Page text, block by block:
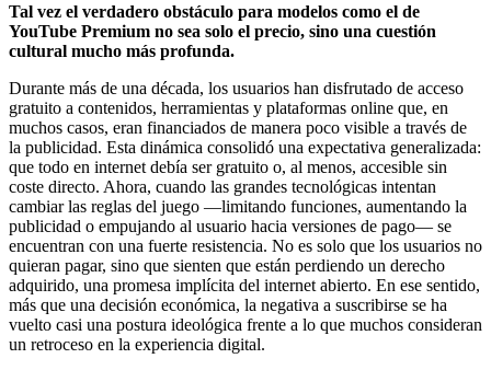
Tal vez el verdadero obstáculo para modelos como el de
YouTube Premium no sea solo el precio, sino una cuestión
cultural mucho más profunda.
Durante más de una década, los usuarios han disfrutado de acceso
gratuito a contenidos, herramientas y plataformas online que, en
muchos casos, eran financiados de manera poco visible a través de
la publicidad. Esta dinámica consolidó una expectativa generalizada:
que todo en internet debía ser gratuito o, al menos, accesible sin
coste directo. Ahora, cuando las grandes tecnológicas intentan
cambiar las reglas del juego —limitando funciones, aumentando la
publicidad o empujando al usuario hacia versiones de pago— se
encuentran con una fuerte resistencia. No es solo que los usuarios no
quieran pagar, sino que sienten que están perdiendo un derecho
adquirido, una promesa implícita del internet abierto. En ese sentido,
más que una decisión económica, la negativa a suscribirse se ha
vuelto casi una postura ideológica frente a lo que muchos consideran
un retroceso en la experiencia digital.